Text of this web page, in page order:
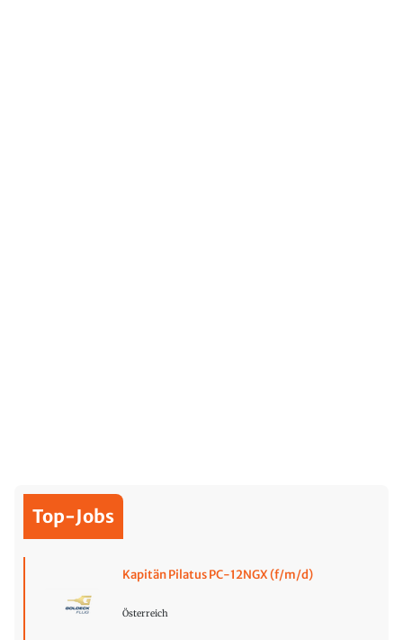
Top-Jobs
Kapitän Pilatus PC-12NGX (f/m/d)
Österreich